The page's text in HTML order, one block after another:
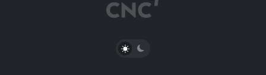
PŘEPNOUT SVĚTLÝ/TMAVÝ REŽIM